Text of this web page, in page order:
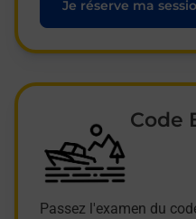
Je réserve ma
Code
Passez l'examen du